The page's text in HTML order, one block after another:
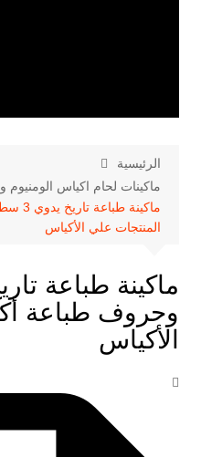
الرئيسية
ماكينات لحام اكياس الومنيوم و
المنتجات علي الأكياس
وحروف طباعة
الأكياس